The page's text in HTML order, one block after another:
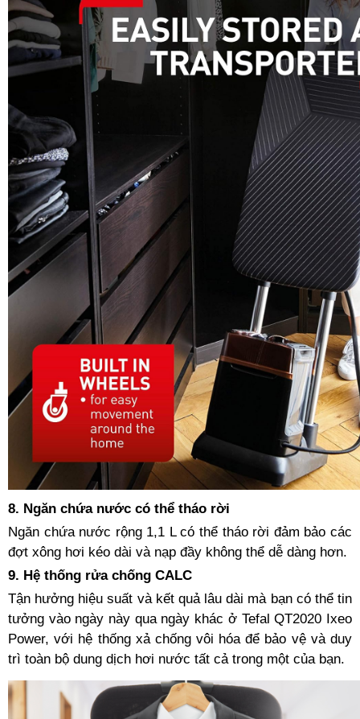
8. Ngăn chứa nước có thể tháo rời
Ngăn chứa nước rộng 1,1 L có thể tháo rời đảm bảo các
đợt xông hơi kéo dài và nạp đầy không thể dễ dàng hơn.
9. Hệ thống rửa chống CALC
Tận hưởng hiệu suất và kết quả lâu dài mà bạn có thể tin
tưởng vào ngày này qua ngày khác ở Tefal QT2020 Ixeo
Power, với hệ thống xả chống vôi hóa để bảo vệ và duy
trì toàn bộ dung dịch hơi nước tất cả trong một của bạn.